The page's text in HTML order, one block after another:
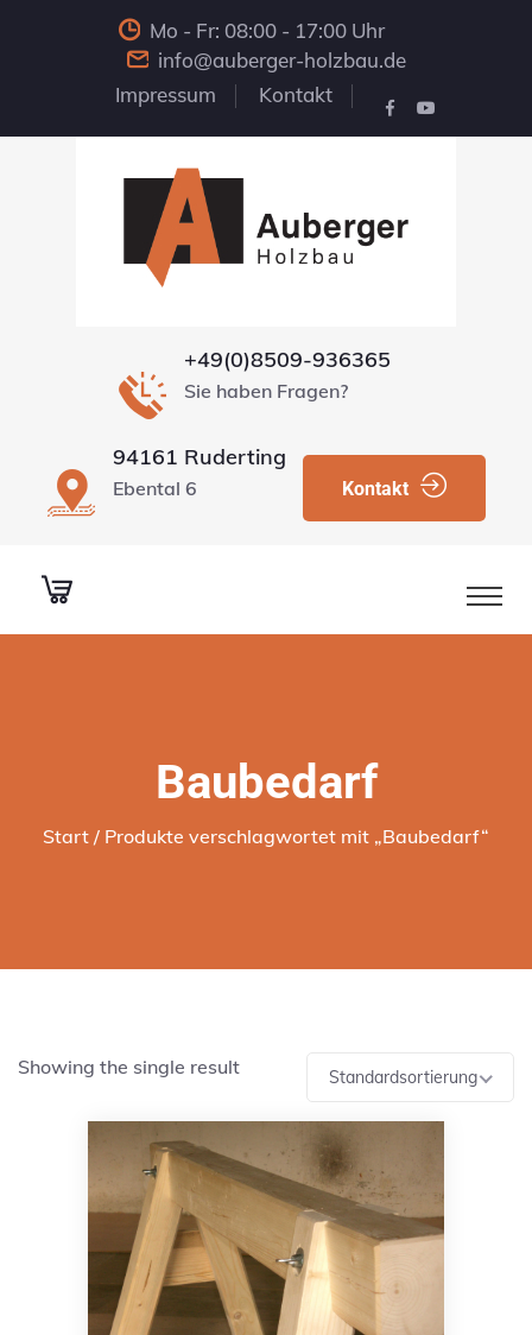
Mo - Fr: 08:00 - 17:00 Uhr
info@auberger-holzbau.de
Impressum
Kontakt
+49(0)8509-936365
Sie haben Fragen?
94161 Ruderting
Ebental 6 Kontakt
Baubedarf
Start / Produkte verschlagwortet mit „Baubedarf“
Showing the single result Standardsortierung